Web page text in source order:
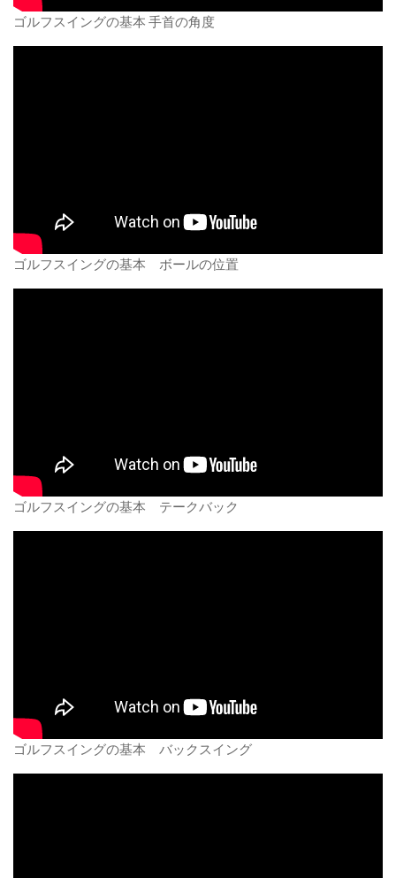
ゴルフスイングの基本 手首の角度
ゴルフスイングの基本 ボールの位置
ゴルフスイングの基本 テークバック
ゴルフスイングの基本 バックスイング